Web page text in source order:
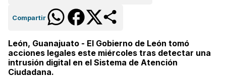
Compartir
León, Guanajuato - El Gobierno de León tomó
acciones legales este miércoles tras detectar una
intrusión digital en el Sistema de Atención
Ciudadana.